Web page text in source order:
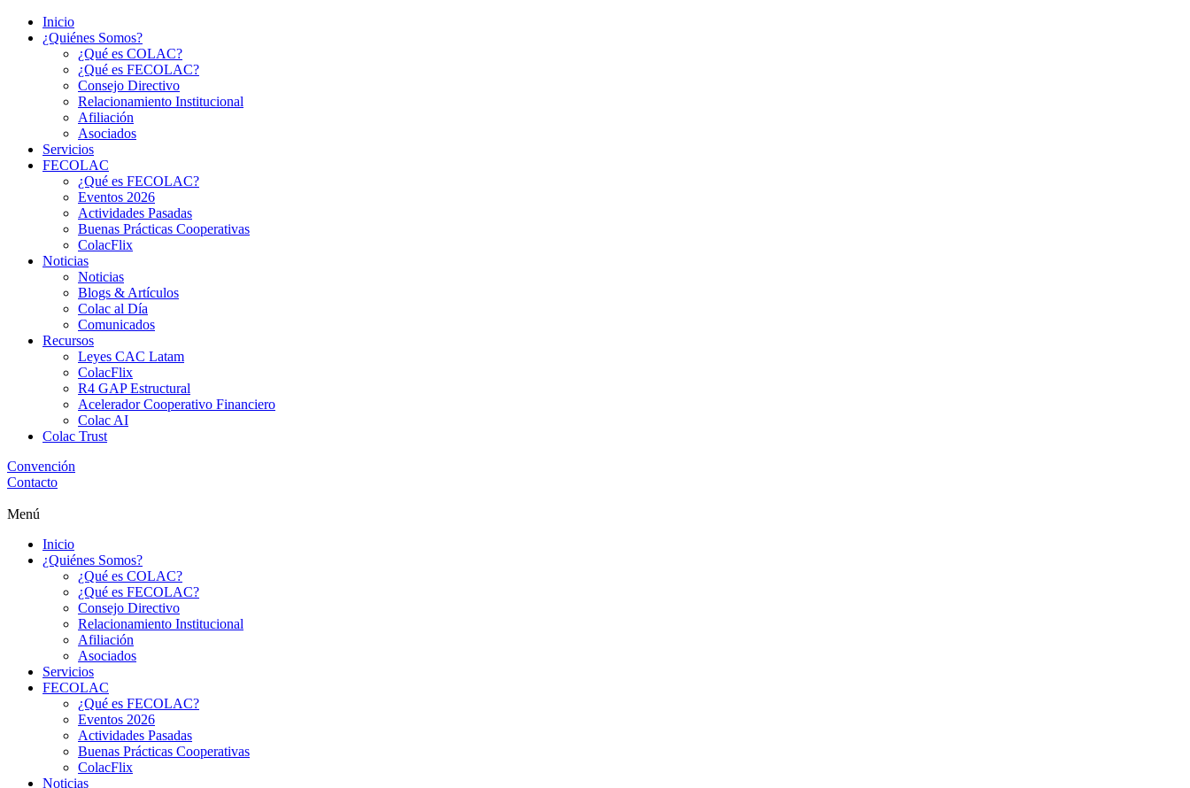
Inicio
¿Quiénes Somos?
¿Qué es COLAC?
¿Qué es FECOLAC?
Consejo Directivo
Relacionamiento Institucional
Afiliación
Asociados
Servicios
FECOLAC
¿Qué es FECOLAC?
Eventos 2026
Actividades Pasadas
Buenas Prácticas Cooperativas
ColacFlix
Noticias
Noticias
Blogs & Artículos
Colac al Día
Comunicados
Recursos
Leyes CAC Latam
ColacFlix
R4 GAP Estructural
Acelerador Cooperativo Financiero
Colac AI
Colac Trust
Convención
Contacto
Menú
Inicio
¿Quiénes Somos?
¿Qué es COLAC?
¿Qué es FECOLAC?
Consejo Directivo
Relacionamiento Institucional
Afiliación
Asociados
Servicios
FECOLAC
¿Qué es FECOLAC?
Eventos 2026
Actividades Pasadas
Buenas Prácticas Cooperativas
ColacFlix
Noticias